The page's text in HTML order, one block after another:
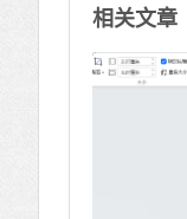
相关文章